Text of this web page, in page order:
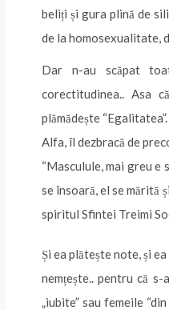
beliți și gura plină de
de la homosexualitate,
Dar n-au scăpat
corectitudinea.. Asa
plămădește
Alfa, îl dezbracă de
“Masculule, mai greu e
se însoară, el se mărită
spiritul Sfintei Treimi
Și ea plătește note, și
nemțește.. pentru că
„iubite” sau femeile